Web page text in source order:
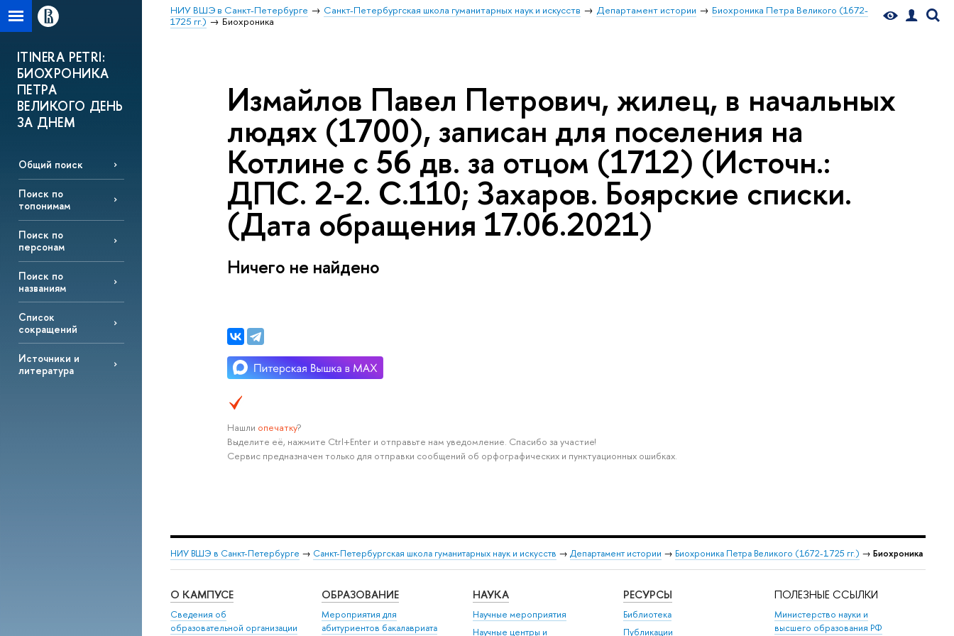
НИУ ВШЭ в Санкт-Петербурге Санкт-Петербургская школа гуманитарных наук и искусств Департамент истории
Биохроника Петра Великого (1672-
1725 гг.)
Биохроника
ITINERA PETRI:
БИОХРОНИКА
ПЕТРА
ВЕЛИКОГО ДЕНЬ
ЗА ДНЕМ
Общий поиск
Поиск по
топонимам
Поиск по
персонам
Поиск по
названиям
Список
сокращений
Источники и
литература
Измайлов Павел Петрович, жилец, в начальных
людях (1700), записан для поселения на
Котлине с 56 дв. за отцом (1712) (Источн.:
ДПС. 2-2. С.110; Захаров. Боярские списки.
(Дата обращения 17.06.2021)
Ничего не найдено
Нашли опечатку?
Выделите её, нажмите Ctrl+Enter и отправьте нам уведомление. Спасибо за участие!
Сервис предназначен только для отправки сообщений об орфографических и пунктуационных ошибках.
НИУ ВШЭ в Санкт-Петербурге → Санкт-Петербургская школа гуманитарных наук и искусств → Департамент истории → Биохроника Петра Великого (1672-1725 гг.) → Биохроника
О КАМПУСЕ
Сведения об
образовательной организации
ОБРАЗОВАНИЕ
Мероприятия для
абитуриентов бакалавриата
НАУКА
Научные мероприятия
Научные центры и
РЕСУРСЫ
Библиотека
Публикации
ПОЛЕЗНЫЕ ССЫЛКИ
Министерство науки и
высшего образования РФ